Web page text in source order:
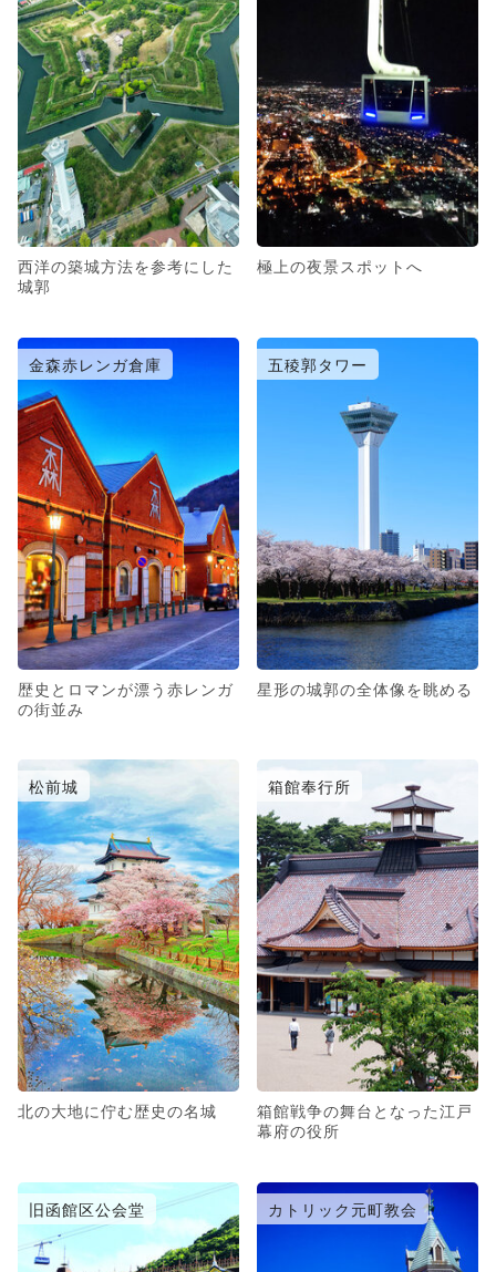
西洋の築城方法を参考にした
城郭
極上の夜景スポットへ
金森赤レンガ倉庫
歴史とロマンが漂う赤レンガ
の街並み
五稜郭タワー
星形の城郭の全体像を眺める
松前城
北の大地に佇む歴史の名城
箱館奉行所
箱館戦争の舞台となった江戸
幕府の役所
旧函館区公会堂 カトリック元町教会